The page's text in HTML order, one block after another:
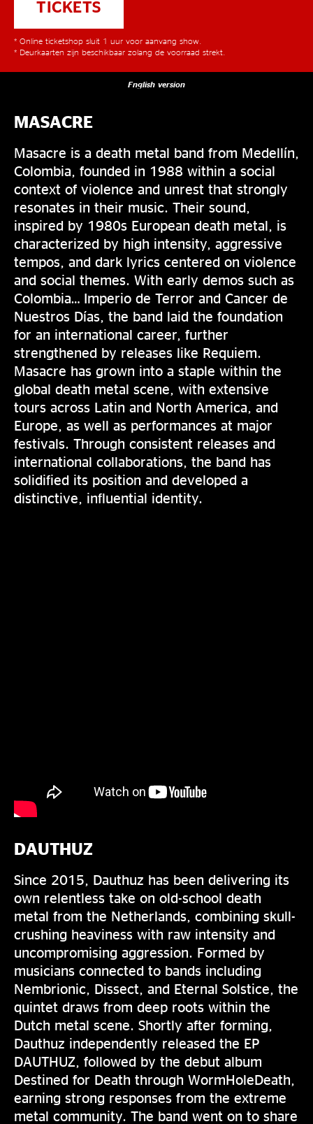
TICKETS
* Online ticketshop sluit 1 uur voor aanvang show.
* Deurkaarten zijn beschikbaar zolang de voorraad strekt.
English version
MASACRE
Masacre is a death metal band from Medellín,
Colombia, founded in 1988 within a social
context of violence and unrest that strongly
resonates in their music. Their sound,
inspired by 1980s European death metal, is
characterized by high intensity, aggressive
tempos, and dark lyrics centered on violence
and social themes. With early demos such as
Colombia… Imperio de Terror and Cancer de
Nuestros Días, the band laid the foundation
for an international career, further
strengthened by releases like Requiem.
Masacre has grown into a staple within the
global death metal scene, with extensive
tours across Latin and North America, and
Europe, as well as performances at major
festivals. Through consistent releases and
international collaborations, the band has
solidified its position and developed a
distinctive, influential identity.
DAUTHUZ
Since 2015, Dauthuz has been delivering its
own relentless take on old-school death
metal from the Netherlands, combining skull-
crushing heaviness with raw intensity and
uncompromising aggression. Formed by
musicians connected to bands including
Nembrionic, Dissect, and Eternal Solstice, the
quintet draws from deep roots within the
Dutch metal scene. Shortly after forming,
Dauthuz independently released the EP
DAUTHUZ, followed by the debut album
Destined for Death through WormHoleDeath,
earning strong responses from the extreme
metal community. The band went on to share